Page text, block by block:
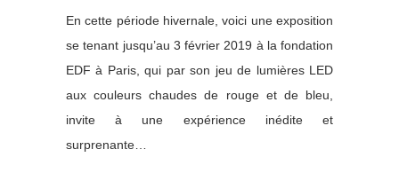
En cette période hivernale, voici une exposition
se tenant jusqu’au 3 février 2019 à la fondation
EDF à Paris, qui par son jeu de lumières LED
aux couleurs chaudes de rouge et de bleu,
invite à une expérience inédite et
surprenante…